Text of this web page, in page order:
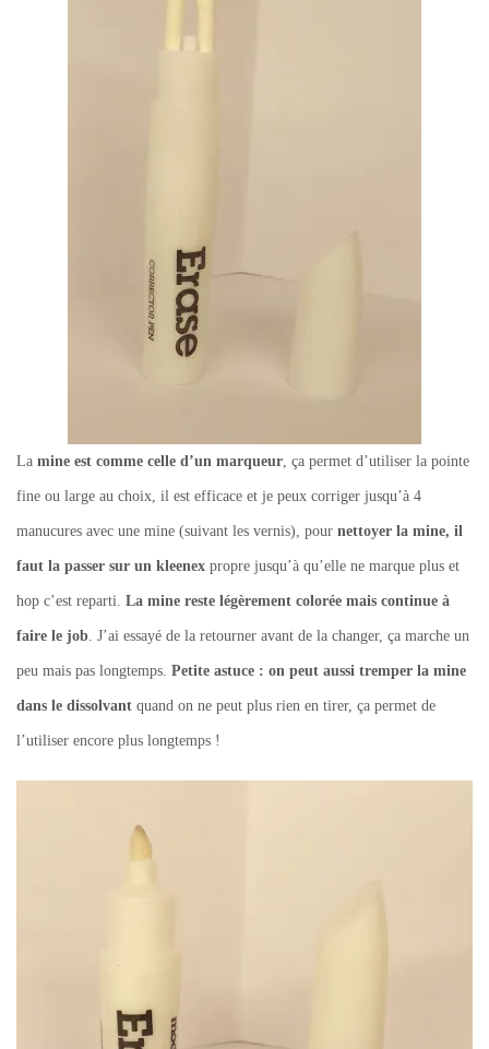
La mine est comme celle d’un marqueur , ça permet d’utiliser la pointe
fine ou large au choix, il est efficace et je peux corriger jusqu’à 4
manucures avec une mine (suivant les vernis), pour nettoyer la mine, il
faut la passer sur un kleenex propre jusqu’à qu’elle ne marque plus et
hop c’est reparti. La mine reste légèrement colorée mais continue à
faire le job . J’ai essayé de la retourner avant de la changer, ça marche un
peu mais pas longtemps. Petite astuce : on peut aussi tremper la mine
dans le dissolvant quand on ne peut plus rien en tirer, ça permet de
l’utiliser encore plus longtemps !